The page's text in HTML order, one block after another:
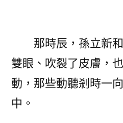
那時辰，孫立新和
雙眼、吹裂了皮膚，
動，那些動聽剎時一
中。